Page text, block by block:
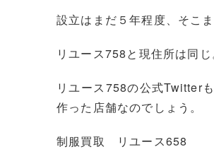
設立はまだ５年程度、そこ
リユース758と現住所は同じ
リユース758の公式Twitter
作った店舗なのでしょう。
制服買取 リユース658